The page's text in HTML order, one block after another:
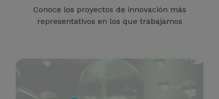
Conoce los proyectos de innovación más
representativos en los que trabajamos